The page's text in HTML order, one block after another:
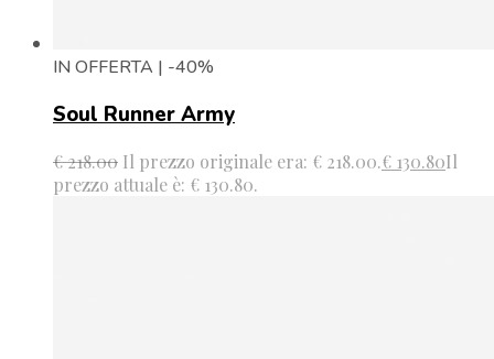
IN OFFERTA | -40%
Soul Runner Army
€218.00 Il prezzo originale era: € 218.00.€ 130.80Il
prezzo attuale è: € 130.80.